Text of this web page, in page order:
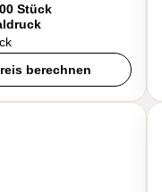
Stück
berechnen